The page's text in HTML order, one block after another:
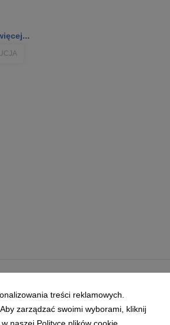
treści reklamowych.
zarządzać swoimi wyborami, kliknij